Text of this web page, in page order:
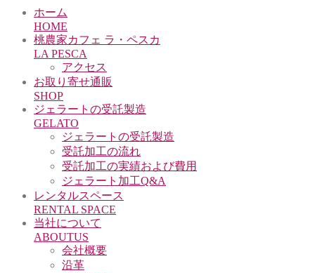
ホーム
HOME
桃農家カフェ ラ・ペスカ
LA PESCA
アクセス
お取り寄せ通販
SHOP
ジェラートの受託製造
GELATO
ジェラートの受託製造
受託加工の流れ
受託加工の実績および費用
ジェラート加工Q&A
レンタルスペース
RENTAL SPACE
当社について
ABOUTUS
会社概要
沿革